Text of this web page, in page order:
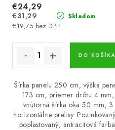
Skladom
€19,75 bez DPH
€24,29
€31,29
DO KOŠÍKA
Šírka panelu 250 cm, výška
173 cm, priemer drôtu 4 mm,
vnútorná šírka oka 50 mm, 3
horizontálne prelisy.
poplastovaný, antracitová